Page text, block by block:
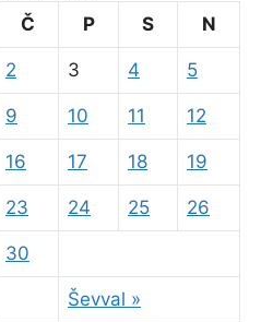
Č P S N
Ševval »
2 3 4 5
9 10 11 12
16 17 18 19
23 24 25 26
30